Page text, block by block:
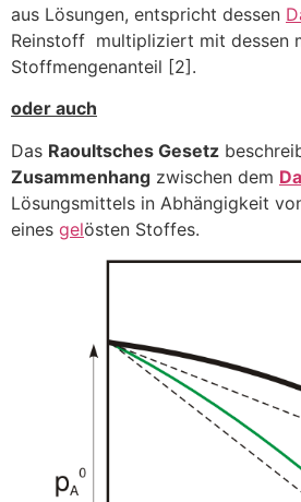
aus Lösungen, entspricht dessen
Reinstoff multipliziert mit dessen
Stoffmengenanteil [2].
oder auch
Das Raoultsches Gesetz
Zusammenhang zwischen dem
Lösungsmittels in Abhängigkeit
eines gelösten Stoffes.